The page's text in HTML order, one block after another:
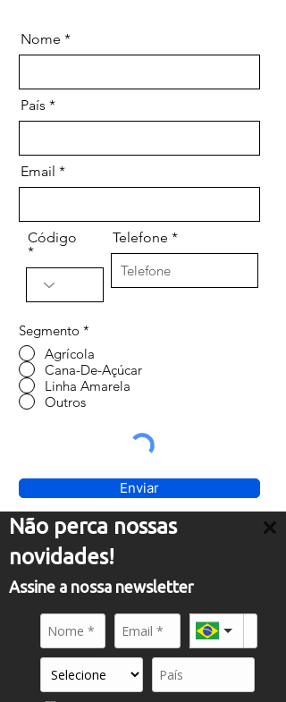
Não perca nossas
novidades!
Assine a nossa newsletter
Nome
País
Email
Código Telefone
Segmento *
Agrícola
Cana-De-Açúcar
Linha Amarela
Outros
Enviar
Découvrez nos
produits
Des solutions innovantes pour
répondre à vos besoins.